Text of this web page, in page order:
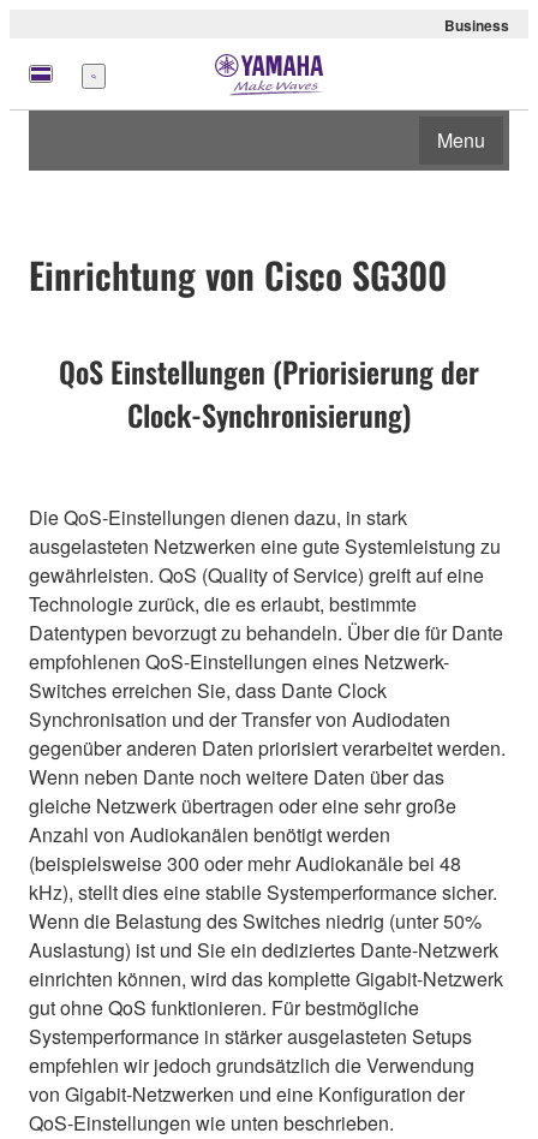
Business
Menü
Menu
Einrichtung von Cisco SG300
QoS Einstellungen (Priorisierung der
Clock-Synchronisierung)
Die QoS-Einstellungen dienen dazu, in stark
ausgelasteten Netzwerken eine gute Systemleistung zu
gewährleisten. QoS (Quality of Service) greift auf eine
Technologie zurück, die es erlaubt, bestimmte
Datentypen bevorzugt zu behandeln. Über die für Dante
empfohlenen QoS-Einstellungen eines Netzwerk-
Switches erreichen Sie, dass Dante Clock
Synchronisation und der Transfer von Audiodaten
gegenüber anderen Daten priorisiert verarbeitet werden.
Wenn neben Dante noch weitere Daten über das
gleiche Netzwerk übertragen oder eine sehr große
Anzahl von Audiokanälen benötigt werden
(beispielsweise 300 oder mehr Audiokanäle bei 48
kHz), stellt dies eine stabile Systemperformance sicher.
Wenn die Belastung des Switches niedrig (unter 50%
Auslastung) ist und Sie ein dediziertes Dante-Netzwerk
einrichten können, wird das komplette Gigabit-Netzwerk
gut ohne QoS funktionieren. Für bestmögliche
Systemperformance in stärker ausgelasteten Setups
empfehlen wir jedoch grundsätzlich die Verwendung
von Gigabit-Netzwerken und eine Konfiguration der
QoS-Einstellungen wie unten beschrieben.